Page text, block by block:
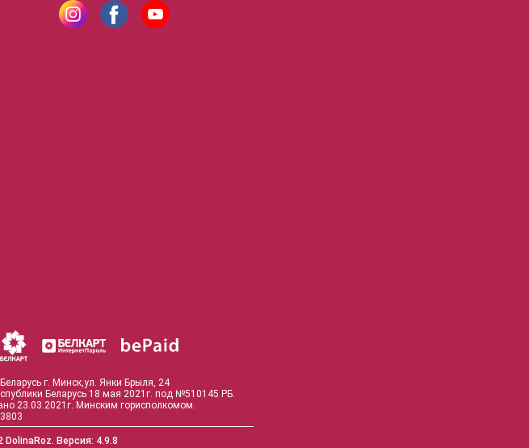
г. Минск,ул. Янки Брыля, 24
Беларусь 18 мая 2021г. под №510145 РБ.
23.03.2021г. Минским горисполкомом.
DolinaRoz. Версия: 4.9.8